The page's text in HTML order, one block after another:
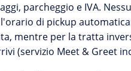
parcheggio e IVA.
di pickup
, mentre per la tratta
(servizio Meet & Greet